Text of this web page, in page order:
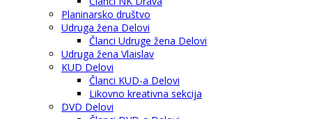
Planinarsko društvo
Udruga žena Delovi
Članci Udruge žena Delovi
Udruga žena Vlaislav
KUD Delovi
Članci KUD-a Delovi
Likovno kreativna sekcija
DVD Delovi